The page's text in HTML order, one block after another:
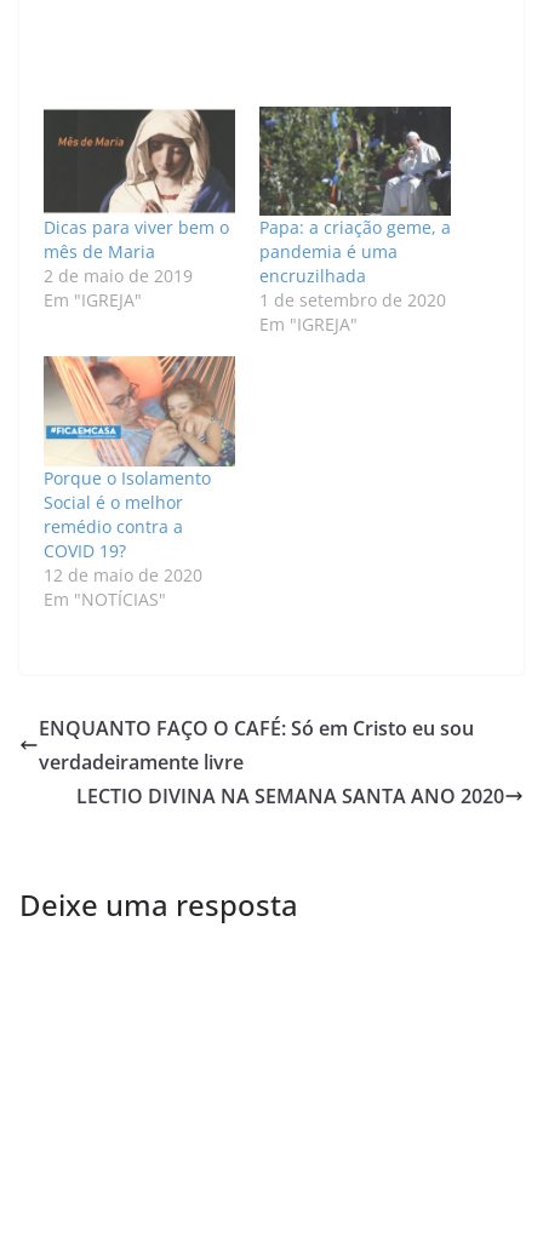
Dicas para viver bem o
mês de Maria
2 de maio de 2019
Em "IGREJA"
Papa: a criação geme, a
pandemia é uma
encruzilhada
1 de setembro de 2020
Em "IGREJA"
Porque o Isolamento
Social é o melhor
remédio contra a
COVID 19?
12 de maio de 2020
Em "NOTÍCIAS"
ENQUANTO FAÇO O CAFÉ: Só em Cristo eu sou
verdadeiramente livre
LECTIO DIVINA NA SEMANA SANTA ANO 2020
Deixe uma resposta